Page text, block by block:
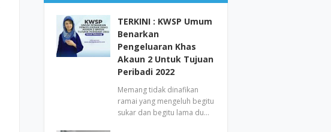
TERKINI : KWSP Umum
Benarkan
Pengeluaran Khas
Akaun 2 Untuk Tujuan
Peribadi 2022
Memang tidak dinafikan
ramai yang mengeluh begitu
sukar dan begitu lama du…